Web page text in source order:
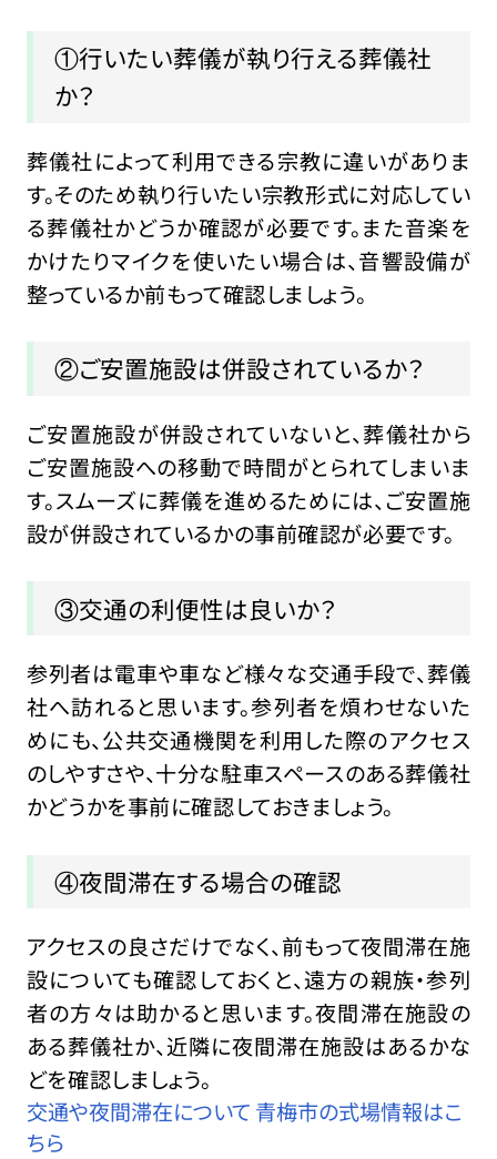
①行いたい葬儀が執り行える葬儀社
か？
葬儀社によって利用できる宗教に違いがありま
す。そのため執り行いたい宗教形式に対応してい
る葬儀社かどうか確認が必要です。また音楽を
かけたりマイクを使いたい場合は、音響設備が
整っているか前もって確認しましょう。
②ご安置施設は併設されているか？
ご安置施設が併設されていないと、葬儀社から
ご安置施設への移動で時間がとられてしまいま
す。スムーズに葬儀を進めるためには、ご安置施
設が併設されているかの事前確認が必要です。
③交通の利便性は良いか？
参列者は電車や車など様々な交通手段で、葬儀
社へ訪れると思います。参列者を煩わせないた
めにも、公共交通機関を利用した際のアクセス
のしやすさや、十分な駐車スペースのある葬儀社
かどうかを事前に確認しておきましょう。
④夜間滞在する場合の確認
アクセスの良さだけでなく、前もって夜間滞在施
設についても確認しておくと、遠方の親族・参列
者の方々は助かると思います。夜間滞在施設の
ある葬儀社か、近隣に夜間滞在施設はあるかな
どを確認しましょう。
交通や夜間滞在について 青梅市の式場情報はこ
ちら